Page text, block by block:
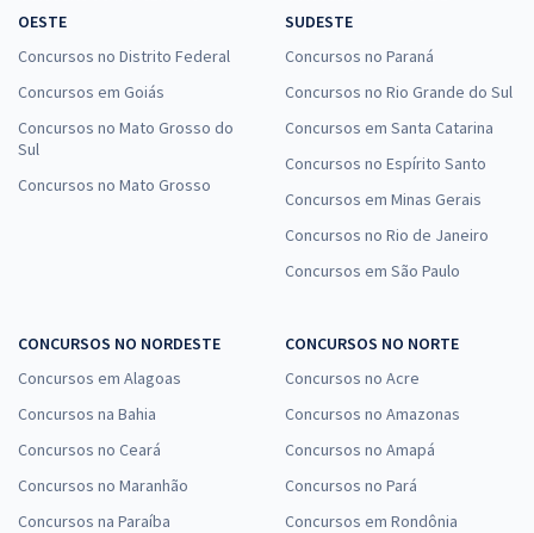
OESTE
Concursos no Distrito Federal
Concursos em Goiás
Concursos no Mato Grosso do
Sul
Concursos no Mato Grosso
SUDESTE
Concursos no Paraná
Concursos no Rio Grande do Sul
Concursos em Santa Catarina
Concursos no Espírito Santo
Concursos em Minas Gerais
Concursos no Rio de Janeiro
Concursos em São Paulo
CONCURSOS NO NORDESTE
Concursos em Alagoas
Concursos na Bahia
Concursos no Ceará
Concursos no Maranhão
Concursos na Paraíba
CONCURSOS NO NORTE
Concursos no Acre
Concursos no Amazonas
Concursos no Amapá
Concursos no Pará
Concursos em Rondônia